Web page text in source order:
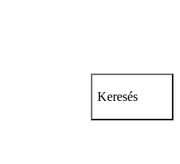
Keresés